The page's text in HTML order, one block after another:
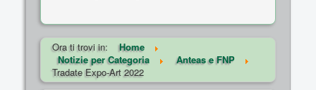
Ora ti trovi in:
Home
Notizie per Categoria
Anteas e FNP
Tradate Expo-Art 2022